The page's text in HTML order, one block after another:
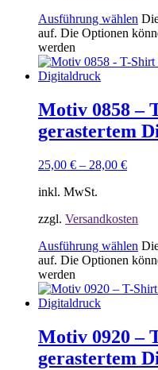
Ausführung wählen
auf. Die Optionen
werden
Motiv 0858 –
gerastertem
25,00 € – 28,00 €
inkl. MwSt.
zzgl. Versandkosten
Ausführung wählen
auf. Die Optionen
werden
Motiv 0920 –
gerastertem